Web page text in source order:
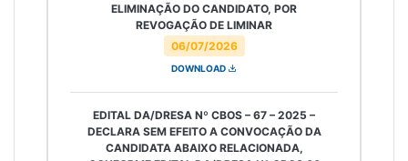
06/07/2026
ELIMINAÇÃO DO CANDIDATO, POR
REVOGAÇÃO DE LIMINAR
DOWNLOAD
EDITAL DA/DRESA Nº CBOS – 67 – 2025 –
DECLARA SEM EFEITO A CONVOCAÇÃO DA
CANDIDATA ABAIXO RELACIONADA,